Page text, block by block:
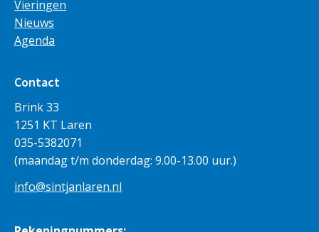
Vieringen
Nieuws
Agenda
Contact
Brink 33
1251 KT Laren
035-5382071
(maandag t/m donderdag: 9.00-13.00 uur.)
info@sintjanlaren.nl